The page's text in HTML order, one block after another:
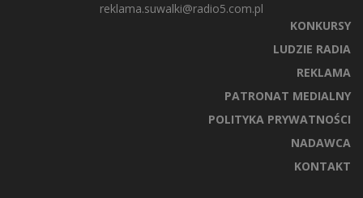
reklama.suwalki@radio5.com.pl
KONKURSY
LUDZIE RADIA
REKLAMA
PATRONAT MEDIALNY
POLITYKA PRYWATNOŚCI
NADAWCA
KONTAKT